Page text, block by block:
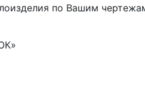
по Вашим